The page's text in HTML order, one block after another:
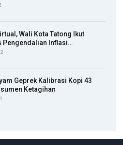
Wali Kota Tatong Ikut
Pengendalian Inflasi…
Geprek Kalibrasi Kopi 43
Ketagihan